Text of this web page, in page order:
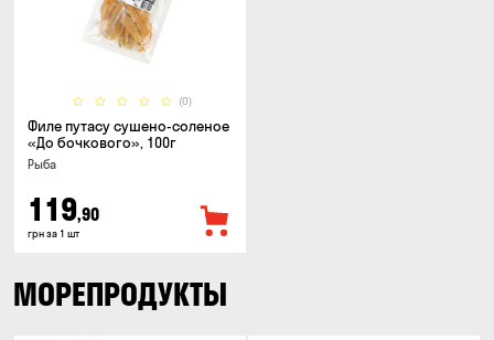
(0)
Филе путасу сушено-соленое
«До бочкового», 100г
Рыба
119,90
грн за 1 шт
МОРЕПРОДУКТЫ